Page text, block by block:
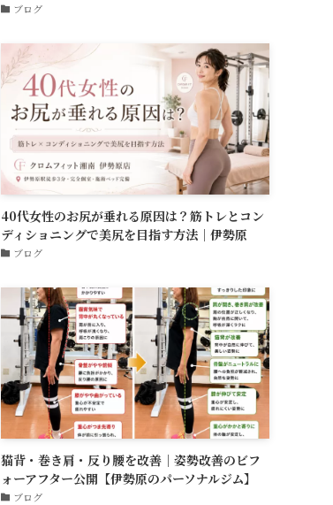
ブログ
40代女性のお尻が垂れる原因は？筋トレとコン
ディショニングで美尻を目指す方法｜伊勢原
ブログ
猫背・巻き肩・反り腰を改善｜姿勢改善のビフ
ォーアフター公開【伊勢原のパーソナルジム】
ブログ